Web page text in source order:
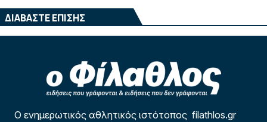
ΔΙΑΒΑΣΤΕ ΕΠΙΣΗΣ
Ο ενημερωτικός αθλητικός ιστότοπος filathlos.gr